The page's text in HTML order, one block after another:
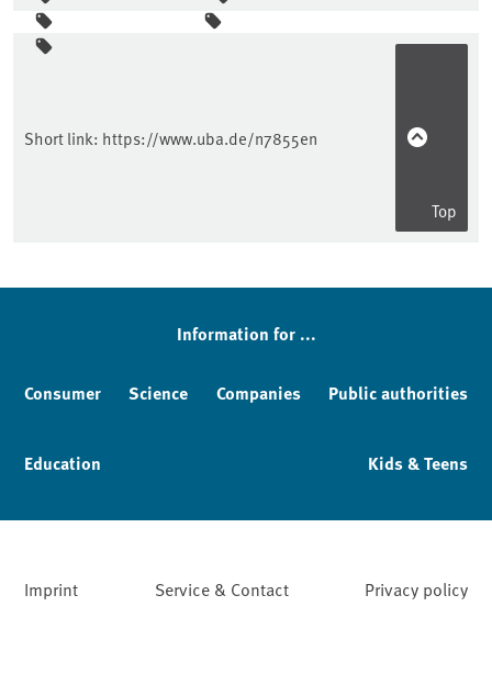
Sidebar
Short link: https://www.uba.de/n7855en
Top
Information for ...
Consumer Science Companies Public authorities
Education Kids & Teens
Imprint Service & Contact Privacy policy